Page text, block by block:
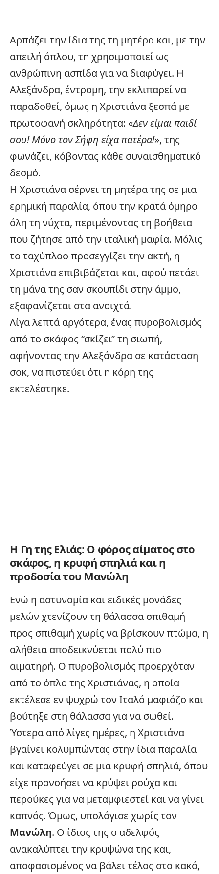
Αρπάζει την ίδια της τη μητέρα και, με την
απειλή όπλου, τη χρησιμοποιεί ως
ανθρώπινη ασπίδα για να διαφύγει. Η
Αλεξάνδρα, έντρομη, την εκλιπαρεί να
παραδοθεί, όμως η Χριστιάνα ξεσπά με
πρωτοφανή σκληρότητα: «Δεν είμαι παιδί
σου! Μόνο τον Σήφη είχα πατέρα!», της
φωνάζει, κόβοντας κάθε συναισθηματικό
δεσμό.
Η Χριστιάνα σέρνει τη μητέρα της σε μια
ερημική παραλία, όπου την κρατά όμηρο
όλη τη νύχτα, περιμένοντας τη βοήθεια
που ζήτησε από την ιταλική μαφία. Μόλις
το ταχύπλοο προσεγγίζει την ακτή, η
Χριστιάνα επιβιβάζεται και, αφού πετάει
τη μάνα της σαν σκουπίδι στην άμμο,
εξαφανίζεται στα ανοιχτά.
Λίγα λεπτά αργότερα, ένας πυροβολισμός
από το σκάφος “σκίζει” τη σιωπή,
αφήνοντας την Αλεξάνδρα σε κατάσταση
σοκ, να πιστεύει ότι η κόρη της
εκτελέστηκε.
Η Γη της Ελιάς: Ο φόρος αίματος στο
σκάφος, η κρυφή σπηλιά και η
προδοσία του Μανώλη
Ενώ η αστυνομία και ειδικές μονάδες
μελών χτενίζουν τη θάλασσα σπιθαμή
προς σπιθαμή χωρίς να βρίσκουν πτώμα, η
αλήθεια αποδεικνύεται πολύ πιο
αιματηρή. Ο πυροβολισμός προερχόταν
από το όπλο της Χριστιάνας, η οποία
εκτέλεσε εν ψυχρώ τον Ιταλό μαφιόζο και
βούτηξε στη θάλασσα για να σωθεί.
Ύστερα από λίγες ημέρες, η Χριστιάνα
βγαίνει κολυμπώντας στην ίδια παραλία
και καταφεύγει σε μια κρυφή σπηλιά, όπου
είχε προνοήσει να κρύψει ρούχα και
περούκες για να μεταμφιεστεί και να γίνει
καπνός. Όμως, υπολόγισε χωρίς τον
Μανώλη. Ο ίδιος της ο αδελφός
ανακαλύπτει την κρυψώνα της και,
αποφασισμένος να βάλει τέλος στο κακό,